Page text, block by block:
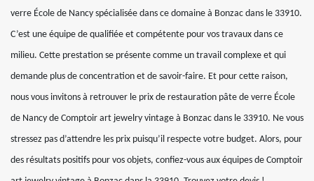
verre École de Nancy spécialisée dans ce domaine à Bonzac dans le 33910.
C’est une équipe de qualifiée et compétente pour vos travaux dans ce
milieu. Cette prestation se présente comme un travail complexe et qui
demande plus de concentration et de savoir-faire. Et pour cette raison,
nous vous invitons à retrouver le prix de restauration pâte de verre École
de Nancy de Comptoir art jewelry vintage à Bonzac dans le 33910. Ne vous
stressez pas d’attendre les prix puisqu’il respecte votre budget. Alors, pour
des résultats positifs pour vos objets, confiez-vous aux équipes de Comptoir